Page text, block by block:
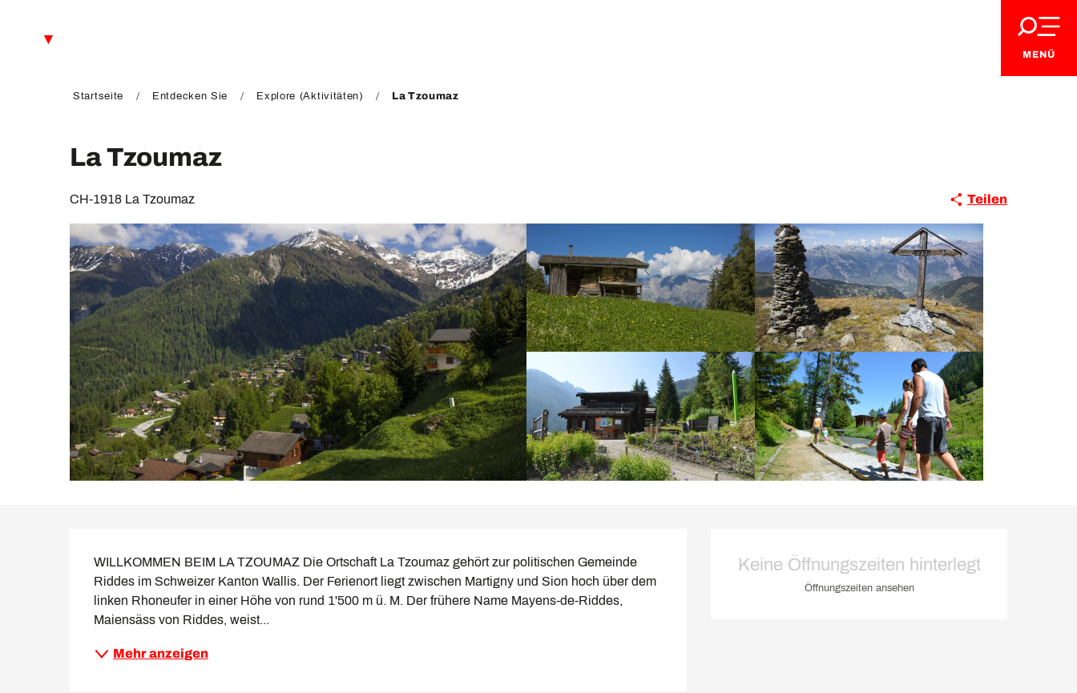
MENÜ
Startseite Entdecken Sie Explore (Aktivitäten) La Tzoumaz
La Tzoumaz
CH-1918 La Tzoumaz Teilen
Öffnungszeiten &
Keine Öffnungszeiten hinterlegt
Öffnungszeiten ansehen
WILLKOMMEN BEIM LA TZOUMAZ Die Ortschaft La Tzoumaz gehört zur politischen Gemeinde
Riddes im Schweizer Kanton Wallis. Der Ferienort liegt zwischen Martigny und Sion hoch über dem
linken Rhoneufer in einer Höhe von rund 1'500 m ü. M. Der frühere Name Mayens-de-Riddes,
Maiensäss von Riddes, weist...
Mehr anzeigen